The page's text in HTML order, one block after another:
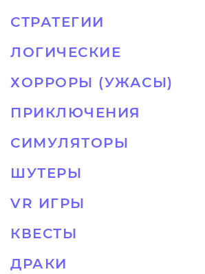
СТРАТЕГИИ
ЛОГИЧЕСКИЕ
ХОРРОРЫ (УЖАСЫ)
ПРИКЛЮЧЕНИЯ
СИМУЛЯТОРЫ
ШУТЕРЫ
VR ИГРЫ
КВЕСТЫ
ДРАКИ